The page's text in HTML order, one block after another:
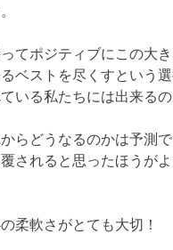
てポジティブにこの大
ベストを尽くすという
いる私たちには出来るの
らどうなるのかは予測で
されると思ったほうが
柔軟さがとても大切！